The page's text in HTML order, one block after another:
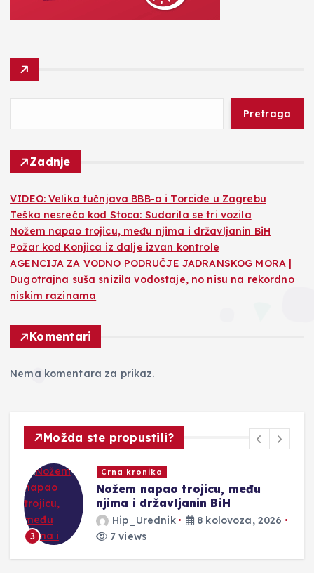
Pretraga
Zadnje
VIDEO: Velika tučnjava BBB-a i Torcide u Zagrebu
Teška nesreća kod Stoca: Sudarila se tri vozila
Nožem napao trojicu, među njima i državljanin BiH
Požar kod Konjica iz dalje izvan kontrole
AGENCIJA ZA VODNO PODRUČJE JADRANSKOG MORA |
Dugotrajna suša snizila vodostaje, no nisu na rekordno
niskim razinama
Komentari
Nema komentara za prikaz.
Možda ste propustili?
4
Novosti
Požar kod Konjica iz dalje izvan
kontrole
Hip_Urednik
8 kolovoza, 2026
3 views